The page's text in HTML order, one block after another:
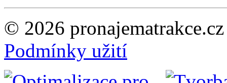
© 2026
Podmínky užití